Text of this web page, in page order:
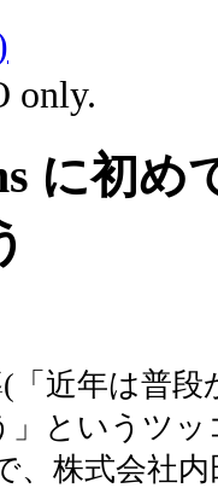
only.
に初め
「近年は普段
というツ
、株式会社